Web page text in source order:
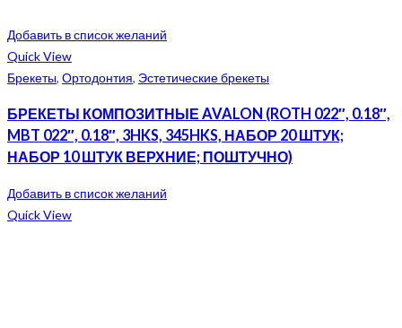
Добавить в список желаний
Quick View
Брекеты, Ортодонтия, Эстетические брекеты
БРЕКЕТЫ КОМПОЗИТНЫЕ AVALON (ROTH 022″, 0.18″,
MBT 022″, 0.18″, 3HKS, 345HKS, НАБОР 20 ШТУК;
НАБОР 10 ШТУК ВЕРХНИЕ; ПОШТУЧНО)
Добавить в список желаний
Quick View